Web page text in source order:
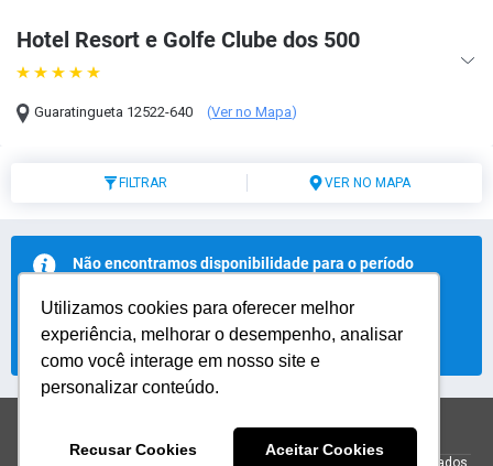
Utilizamos cookies para oferecer melhor
experiência, melhorar o desempenho, analisar
como você interage em nosso site e
personalizar conteúdo.
Recusar Cookies Aceitar Cookies
Hotel Resort e Golfe Clube dos 500
Guaratingueta 12522-640 (Ver no Mapa)
FILTRAR VER NO MAPA
Não encontramos disponibilidade para o período
Selecione um novo período e verifique a disponibilidade.
Modifique sua busca
reservas@h500.com.br +551231283555
Todos os direitos reservados.